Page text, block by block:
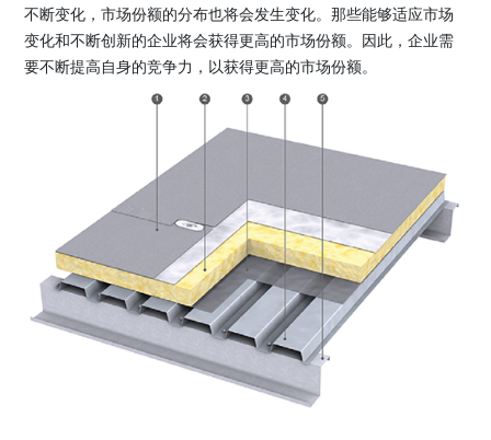
不断变化，市场份额的分布也将会发生变化。那些能够适应市场
变化和不断创新的企业将会获得更高的市场份额。因此，企业需
要不断提高自身的竞争力，以获得更高的市场份额。